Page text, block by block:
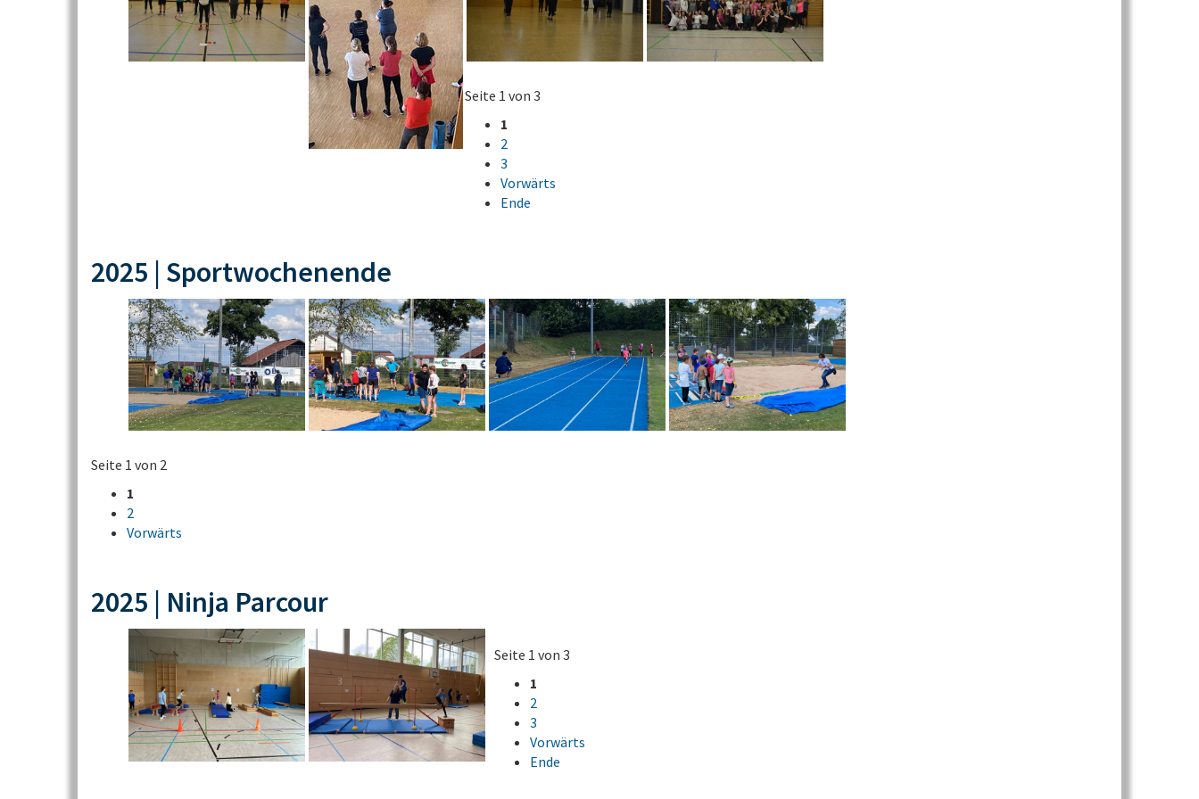
Seite 1 von 3
1
2
3
Vorwärts
Ende
2025 | Sportwochenende
Seite 1 von 2
1
2
Vorwärts
2025 | Ninja Parcour
Seite 1 von 3
1
2
3
Vorwärts
Ende